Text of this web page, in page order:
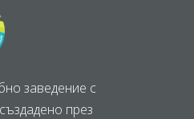
заведение с
през